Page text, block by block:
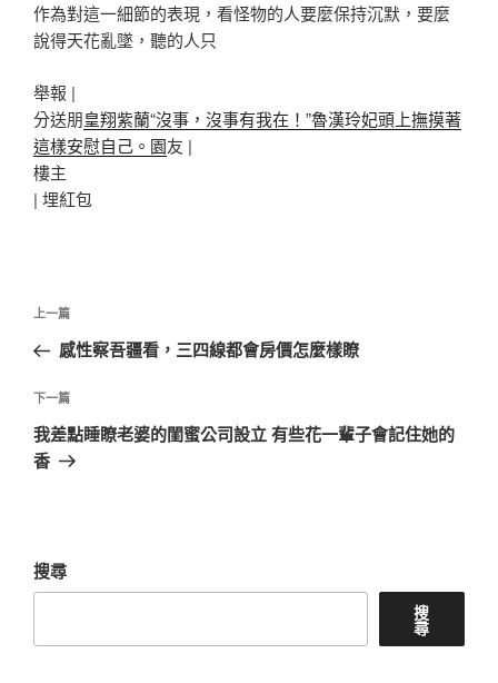
作為對這一細節的表現，看怪物的人要麼保持沉默，要麼
說得天花亂墜，聽的人只
舉報 |
分送朋皇翔紫蘭“沒事，沒事有我在！”魯漢玲妃頭上撫摸著
這樣安慰自己。園友 |
樓主
| 埋紅包
文
導
覽
上
一
文
章
上一篇
感性察吾疆看，三四線都會房價怎麼樣瞭
下
一
篇
下一篇
我差點睡瞭老婆的閨蜜公司設立 有些花一輩子會記住她的
香
搜尋
搜
尋